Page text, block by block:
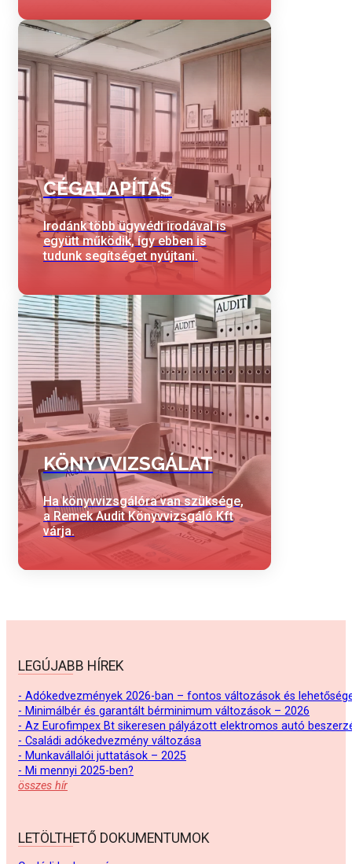
CÉGALAPÍTÁS
Irodánk több ügyvédi irodával is
együtt működik, így ebben is
tudunk segítséget nyújtani.
KÖNYVVIZSGÁLAT
Ha könyvvizsgálóra van szüksége,
a Remek Audit Könyvvizsgáló Kft
várja.
LEGÚJABB HÍREK
- Adókedvezmények 2026-ban – fontos változások és
- Minimálbér és garantált bérminimum változások – 2026
- Az Eurofimpex Bt sikeresen pályázott elektromos autó
- Családi adókedvezmény változása
- Munkavállalói juttatások – 2025
- Mi mennyi 2025-ben?
összes hír
LETÖLTHETŐ DOKUMENTUMOK